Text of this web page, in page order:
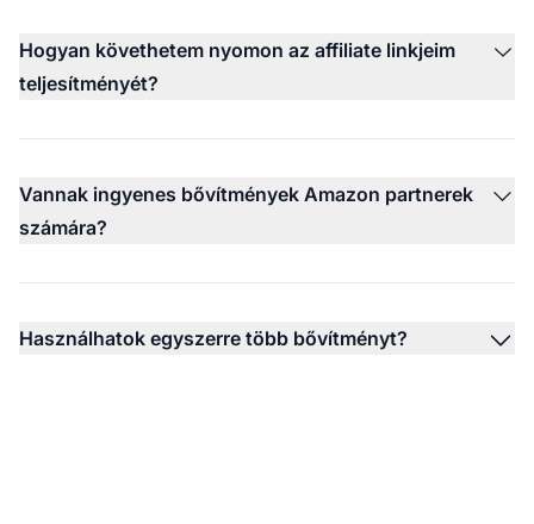
Hogyan követhetem nyomon az affiliate linkjeim
teljesítményét?
Vannak ingyenes bővítmények Amazon partnerek
számára?
Használhatok egyszerre több bővítményt?